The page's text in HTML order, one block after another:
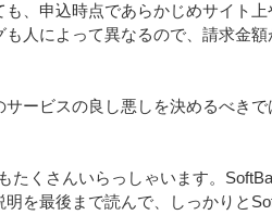
、申込時点であらかじめサイト
人によって異なるので、請求金額
ービスの良し悪しを決めるべき
たくさんいらっしゃいます。
を最後まで読んで、しっかりと